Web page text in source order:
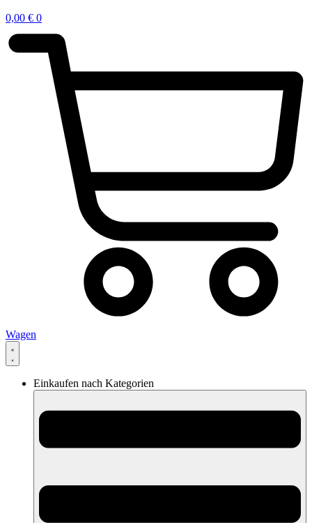
0,00 € 0
Wagen
Einkaufen nach Kategorien